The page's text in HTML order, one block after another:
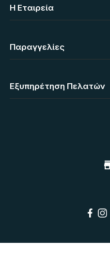
Η Eταιρεία
Παραγγελίες
Εξυπηρέτηση Πελατών